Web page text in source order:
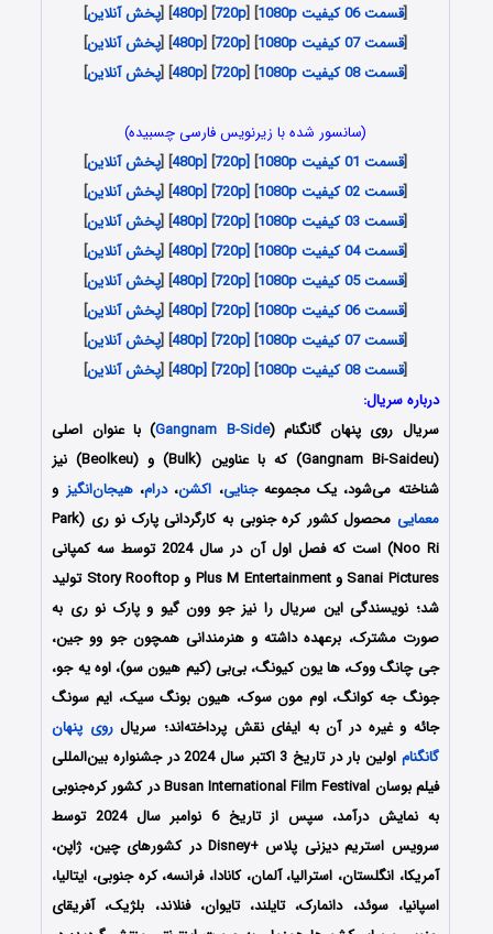
[قسمت 06 کیفیت 1080p ] [
720p
] [
480p
] [پخش آنلاین]
[قسمت 07 کیفیت 1080p ] [
720p
] [
480p
] [پخش آنلاین]
[قسمت 08 کیفیت 1080p ] [
720p
] [
480p
] [پخش آنلاین]
(سانسور شده با زیرنویس فارسی چسبیده)
[قسمت 01 کیفیت 1080p ]
[720p
]
[480p
] [پخش آنلاین]
[قسمت 02 کیفیت 1080p ]
[720p
]
[480p
] [پخش آنلاین]
[قسمت 03 کیفیت 1080p ]
[720p
]
[480p
] [پخش آنلاین]
[قسمت 04 کیفیت 1080p ]
[720p
]
[480p
] [پخش آنلاین]
[قسمت 05 کیفیت 1080p ]
[720p
]
[480p
] [پخش آنلاین]
[قسمت 06 کیفیت 1080p ]
[720p
]
[480p
] [پخش آنلاین]
[قسمت 07 کیفیت 1080p ]
[720p
]
[480p
] [پخش آنلاین]
[قسمت 08 کیفیت 1080p ]
[720p
]
[480p
] [پخش آنلاین]
درباره سریال:
سریال روی پنهان گانگنام (Gangnam B-Side) با عنوان اصلی
(Gangnam Bi-Saideu) که با عناوین (Bulk) و (Beolkeu) نیز
شناخته می‌شود، یک مجموعهجنایی، اکشن،درام،هیجان‌انگیز و
معمایی محصول کشور کره جنوبی به کارگردانی
پارک نو ری (Park
Noo Ri)
است که فصل اول آن در سال 2024 توسط سه کمپانی
Sanai Pictures و Plus M Entertainment و Story Rooftop تولید
شد؛ نویسندگی این سریال را نیز جو وون گیو و پارک نو ری به
صورت مشترک، برعهده داشته و هنرمندانی همچون جو وو جین،
جی چانگ ووک، ها یون کیونگ، بی‌بی (کیم هیون سو)، اوه یه جو،
جونگ جه کوانگ، اوم مون سوک، هیون بونگ سیک، ایم سونگ
جائه و غیره در آن به ایفای نقش پرداخته‌اند؛ سریالروی پنهان
گانگنام
اولین بار در تاریخ 3 اکتبر سال 2024 در جشنواره بین‌المللی
فیلم بوسان Busan International Film Festival در کشور کره‌جنوبی
به نمایش درآمد، سپس از تاریخ 6 نوامبر سال 2024 توسط
سرویس استریم دیزنی پلاس +Disney در کشورهای چین، ژاپن،
آمریکا، انگلستان، استرالیا، آلمان، کانادا، فرانسه، کره جنوبی، ایتالیا،
اسپانیا، سوئد، دانمارک، تایلند، تایوان، فنلاند، بلژیک، آفریقای